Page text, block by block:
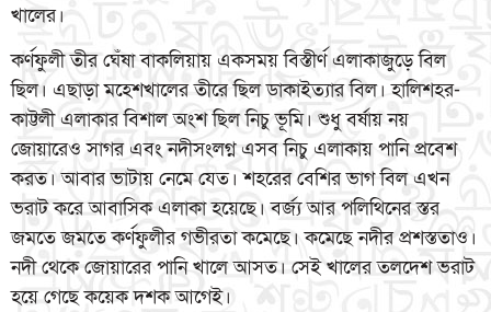
খালের।
কর্ণফুলী তীর ঘেঁষা বাকলিয়ায় একসময় বিস্তীর্ণ এলাকাজুড়ে বিল
ছিল। এছাড়া মহেশখালের তীরে ছিল ডাকাইত্যার বিল। হালিশহর-
কাট্টলী এলাকার বিশাল অংশ ছিল নিচু ভূমি। শুধু বর্ষায় নয়
জোয়ারেও সাগর এবং নদীসংলগ্ন এসব নিচু এলাকায় পানি প্রবেশ
করত। আবার ভাটায় নেমে যেত। শহরের বেশির ভাগ বিল এখন
ভরাট করে আবাসিক এলাকা হয়েছে। বর্জ্য আর পলিথিনের স্তর
জমতে জমতে কর্ণফুলীর গভীরতা কমেছে। কমেছে নদীর প্রশস্ততাও।
নদী থেকে জোয়ারের পানি খালে আসত। সেই খালের তলদেশ ভরাট
হয়ে গেছে কয়েক দশক আগেই।